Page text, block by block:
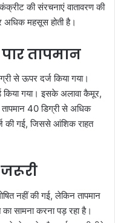
की संरचनाएं वातावरण की
अधिक महसूस होती है।
तापमान
से ऊपर दर्ज किया गया।
किया गया। इसके अलावा कैमूर,
40 डिग्री से अधिक
की गई, जिससे आंशिक राहत
नहीं की गई, लेकिन तापमान
सामना करना पड़ रहा है।